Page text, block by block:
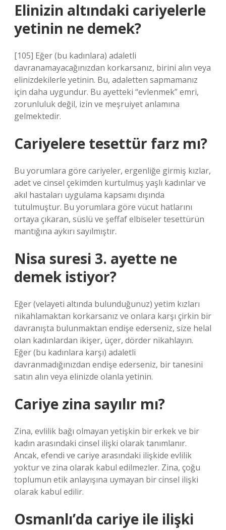
Elinizin altındaki cariyelerle
yetinin ne demek?
[105] Eğer (bu kadınlara) adaletli
davranamayacağınızdan korkarsanız, birini alın veya
elinizdekilerle yetinin. Bu, adaletten sapmamanız
için daha uygundur. Bu ayetteki “evlenmek” emri,
zorunluluk değil, izin ve meşruiyet anlamına
gelmektedir.
Cariyelere tesettür farz mı?
Bu yorumlara göre cariyeler, ergenliğe girmiş kızlar,
adet ve cinsel çekimden kurtulmuş yaşlı kadınlar ve
akıl hastaları uygulama kapsamı dışında
tutulmuştur. Bu yorumlara göre vücut hatlarını
ortaya çıkaran, süslü ve şeffaf elbiseler tesettürün
mantığına aykırı sayılmıştır.
Nisa suresi 3. ayette ne
demek istiyor?
Eğer (velayeti altında bulunduğunuz) yetim kızları
nikahlamaktan korkarsanız ve onlara karşı çirkin bir
davranışta bulunmaktan endişe ederseniz, size helal
olan kadınlardan ikişer, üçer, dörder nikahlayın.
Eğer (bu kadınlara karşı) adaletli
davranmadığınızdan endişe ederseniz, bir tanesini
satın alın veya elinizde olanla yetinin.
Cariye zina sayılır mı?
Zina, evlilik bağı olmayan yetişkin bir erkek ve bir
kadın arasındaki cinsel ilişki olarak tanımlanır.
Ancak, efendi ve cariye arasındaki ilişkide evlilik
yoktur ve zina olarak kabul edilmezler. Zina, çoğu
toplumun etik anlayışına uymayan bir cinsel ilişki
olarak kabul edilir.
Osmanlı’da cariye ile ilişki